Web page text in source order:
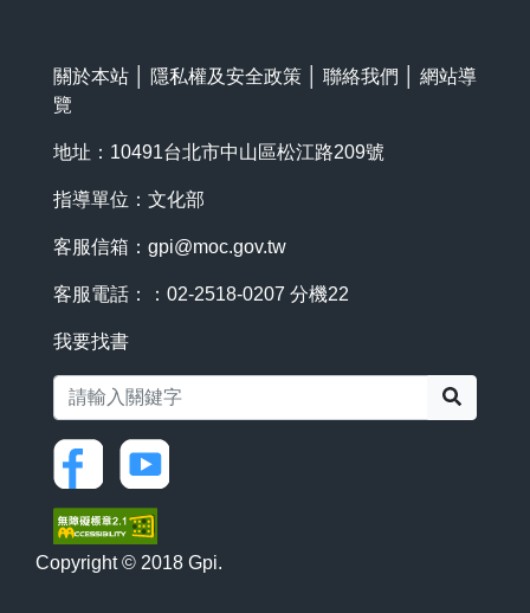
關於本站 隱私權及安全政策 聯絡我們
網站導
覽
地址：10491台北市中山區松江路209號
指導單位：文化部
客服信箱： gpi@moc.gov.tw
客服電話：：02-2518-0207 分機22
我要找書
Copyright © 2018 Gpi.